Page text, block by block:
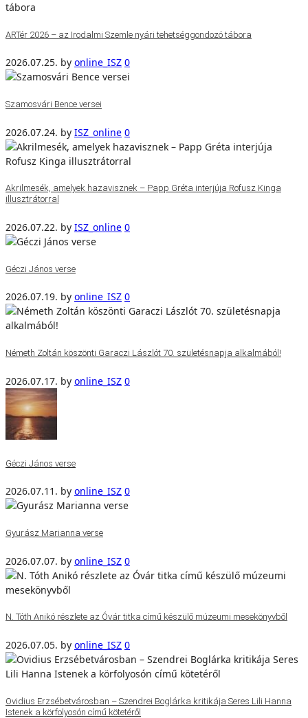
ARTér 2026 – az Irodalmi Szemle nyári tehetséggondozó tábora
2026.07.25. by online_ISZ 0
Szamosvári Bence versei
2026.07.24. by ISZ_online 0
Akrilmesék, amelyek hazavisznek – Papp Gréta interjúja Rofusz Kinga
illusztrátorral
2026.07.22. by ISZ_online 0
Géczi János verse
2026.07.19. by online_ISZ 0
Németh Zoltán köszönti Garaczi Lászlót 70. születésnapja alkalmából!
2026.07.17. by online_ISZ 0
Géczi János verse
2026.07.11. by online_ISZ 0
Gyurász Marianna verse
2026.07.07. by online_ISZ 0
N. Tóth Anikó részlete az Óvár titka című készülő múzeumi mesekönyvből
2026.07.05. by online_ISZ 0
Ovidius Erzsébetvárosban – Szendrei Boglárka kritikája Seres Lili Hanna
Istenek a körfolyosón című kötetéről